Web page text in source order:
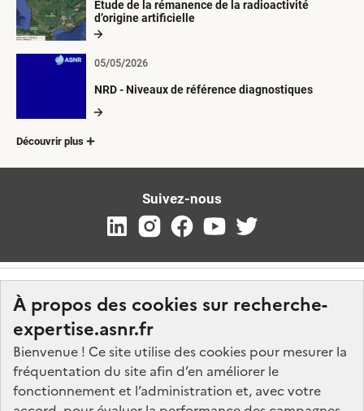
À propos des cookies sur recherche-
expertise.asnr.fr
Bienvenue ! Ce site utilise des cookies pour mesurer la
fréquentation du site afin d’en améliorer le
fonctionnement et l’administration et, avec votre
Etude de la rémanence de la radioactivité
d’origine artificielle
NRD - Niveaux de référence diagnostiques
05/05/2026
Découvrir plus
Suivez-nous
Nos marchés
Nos offres d'emploi